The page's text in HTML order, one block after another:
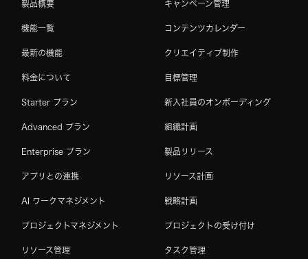
製品概要
機能一覧
最新の機能
料金について
Starter プラン
Advanced プラン
Enterprise プラン
アプリとの連携
AI ワークマネジメント
プロジェクトマネジメント
リソース管理
キャンペーン管理
コンテンツカレンダー
クリエイティブ制作
目標管理
新入社員のオンボーディング
組織計画
製品リリース
リソース計画
戦略計画
プロジェクトの受け付け
タスク管理